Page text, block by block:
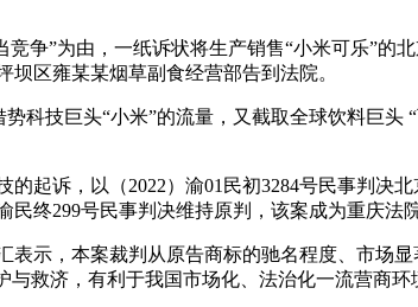
争”为由，一纸诉状将生产销售“小米可乐”的
区雍某某烟草副食经营部告到法院。
科技巨头“小米”的流量，又截取全球饮料巨头
起诉，以（2022）渝01民初3284号民事判决
终299号民事判决维持原判，该案成为重庆法
示，本案裁判从原告商标的驰名程度、市场
救济，有利于我国市场化、法治化一流营商环